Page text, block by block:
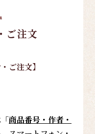
ご注文
ご注文】
商品番号・作者・